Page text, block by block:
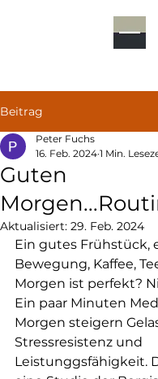
Beitrag
Guten
Peter Fuchs
16. Feb. 2024 1 Min.
Aktualisiert: 29. Feb. 2024
Ein gutes Frühstück,
Bewegung, Kaffee,
Morgen ist perfekt?
Ein paar Minuten
Morgen steigern
Stressresistenz und
Leistunggsfähigkeit.